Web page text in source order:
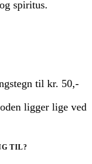
spiritus.
til kr. 50,-
ligger lige ved
TIL?